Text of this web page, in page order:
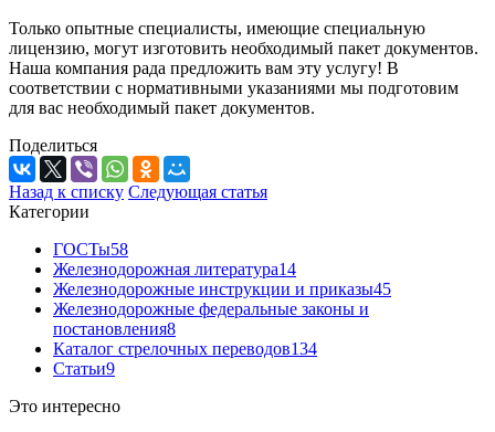
Только опытные специалисты, имеющие специальную
лицензию, могут изготовить необходимый пакет документов.
Наша компания рада предложить вам эту услугу! В
соответствии с нормативными указаниями мы подготовим
для вас необходимый пакет документов.
Поделиться
Назад к списку Следующая статья
Категории
ГОСТы58
Железнодорожная литература14
Железнодорожные инструкции и приказы45
Железнодорожные федеральные законы и
постановления8
Каталог стрелочных переводов134
Статьи9
Это интересно